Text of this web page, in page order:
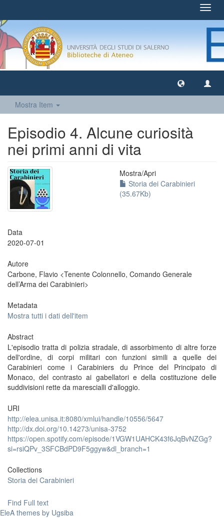
Mostra Item
Episodio 4. Alcune curiosità
nei primi anni di vita
Mostra/Apri
Storia dei Carabinieri
(35.67Kb)
Data
2020-07-01
Autore
Carbone, Flavio <Tenente Colonnello, Comando Generale
dell’Arma dei Carabinieri>
Metadata
Mostra tutti i dati dell'item
Abstract
L'episodio tratta di polizia stradale, di assorbimento di altre forze
dell'ordine, di corpi militari con funzioni simili a quelle dei
Carabinieri come i Carabiniers du Prince del Principato di
Monaco, del contrasto ai gabellatori e della costituzione delle
suddivisioni rette da marescialli d'alloggio.
URI
http://elea.unisa.it:8080/xmlui/handle/10556/5647
http://dx.doi.org/10.14273/unisa-3752
https://open.spotify.com/episode/1VGW1UAHCK43f6JqBvNZGg?
si=rsiQPv_3SFCBdPD9F5ggyw&dl_branch=1
Collections
Storia dei Carabinieri
Find Full text
EleA themes by Ugsiba